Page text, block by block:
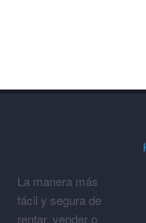
La manera más
fácil y segura de
rentar, vender o